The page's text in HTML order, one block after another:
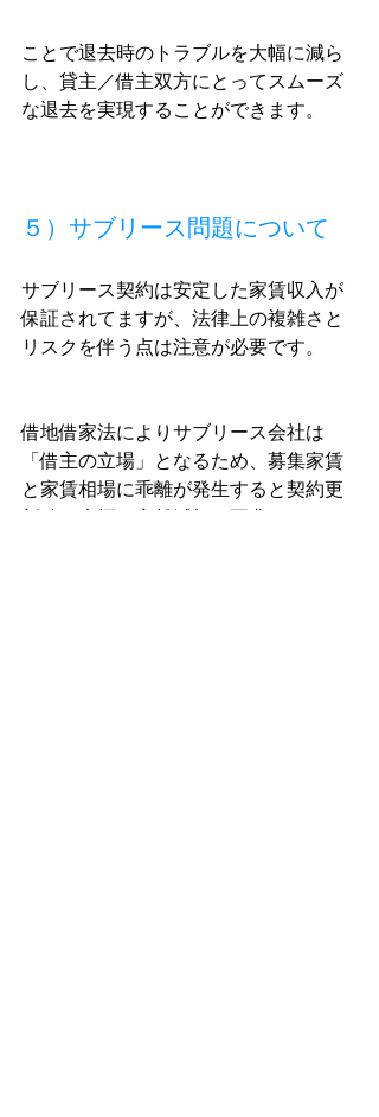
ことで退去時のトラブルを大幅に減ら
し、貸主／借主双方にとってスムーズ
な退去を実現することができます。
５）サブリース問題について
サブリース契約は安定した家賃収入が
保証されてますが、法律上の複雑さと
リスクを伴う点は注意が必要です。
借地借家法によりサブリース会社は
「借主の立場」となるため、募集家賃
と家賃相場に乖離が発生すると契約更